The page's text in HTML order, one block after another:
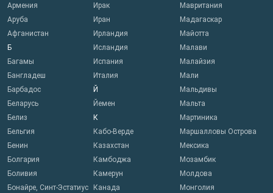
Армения
Аруба
Афганистан
Б
Багамы
Бангладеш
Барбадос
Беларусь
Белиз
Бельгия
Бенин
Болгария
Боливия
Бонайре, Синт-Эстатиус
Ирак
Иран
Ирландия
Исландия
Испания
Италия
Й
Йемен
К
Кабо-Верде
Казахстан
Камбоджа
Камерун
Канада
Мавритания
Мадагаскар
Майотта
Малави
Малайзия
Мали
Мальдивы
Мальта
Мартиника
Маршалловы Острова
Мексика
Мозамбик
Молдова
Монголия